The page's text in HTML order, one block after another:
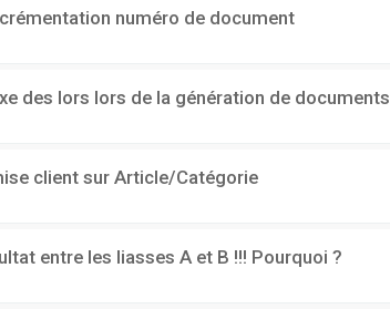
numéro de document
des lors lors de la génération de documents
client sur Article/Catégorie
entre les liasses A et B !!! Pourquoi ?